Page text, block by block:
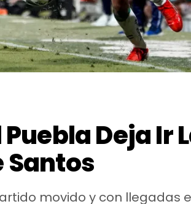
Deja Ir
movido y con llegadas